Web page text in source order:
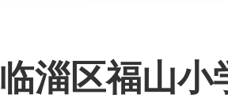
临淄区福山小